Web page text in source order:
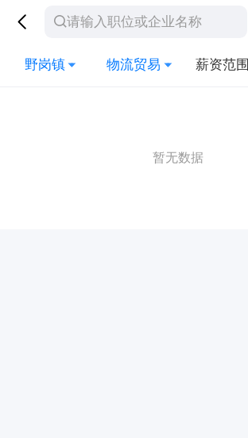
野岗镇 物流贸易 薪资范围
暂无数据